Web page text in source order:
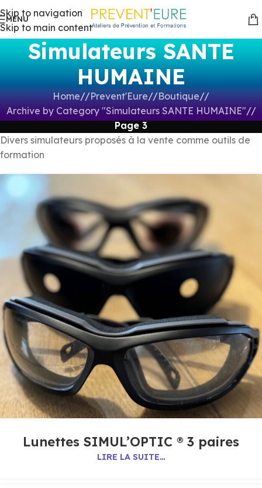
Skip to navigation
Skip to main content
MENU
Simulateurs SANTE
HUMAINE
Home/ Prevent'Eure/ Boutique/
Archive by Category "Simulateurs SANTE HUMAINE"/
Page 3
Divers simulateurs proposés à la vente comme outils de
formation
Lunettes SIMUL’OPTIC ® 3 paires
LIRE LA SUITE…